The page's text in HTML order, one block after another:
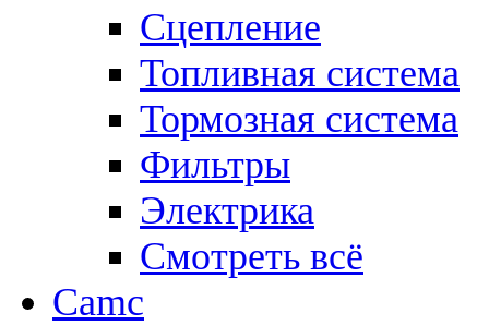
Сцепление
Топливная система
Тормозная система
Фильтры
Электрика
Смотреть всё
Camc